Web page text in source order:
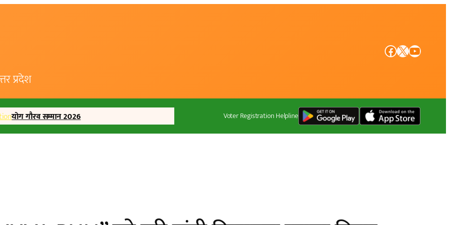
प्रदेश
Facebook X YouTube
योग गौरव सम्मान 2026 Voter Registration Helpline